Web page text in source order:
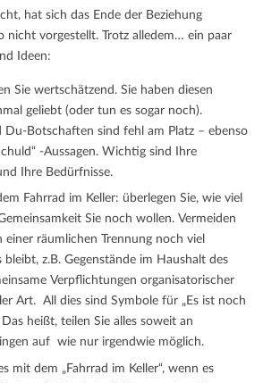
hat sich das Ende der Beziehung
nicht vorgestellt. Trotz alledem… ein paar
Ideen:
Sie wertschätzend. Sie haben diesen
geliebt (oder tun es sogar noch).
Du-Botschaften sind fehl am Platz – ebenso
-Aussagen. Wichtig sind Ihre
Ihre Bedürfnisse.
Fahrrad im Keller: überlegen Sie, wie viel
Sie noch wollen. Vermeiden
einer räumlichen Trennung noch viel
bleibt, z.B. Gegenstände im Haushalt des
Verpflichtungen organisatorischer
Art. All dies sind Symbole für „Es ist noch
heißt, teilen Sie alles soweit an
auf wie nur irgendwie möglich.
mit dem „Fahrrad im Keller“, wenn es